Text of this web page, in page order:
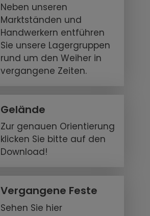
Neben unseren
Marktständen und
Handwerkern entführen
Sie unsere Lagergruppen
rund um den Weiher in
vergangene Zeiten.
Gelände
Zur genauen Orientierung
klicken Sie bitte auf den
Download!
Vergangene Feste
Sehen Sie hier